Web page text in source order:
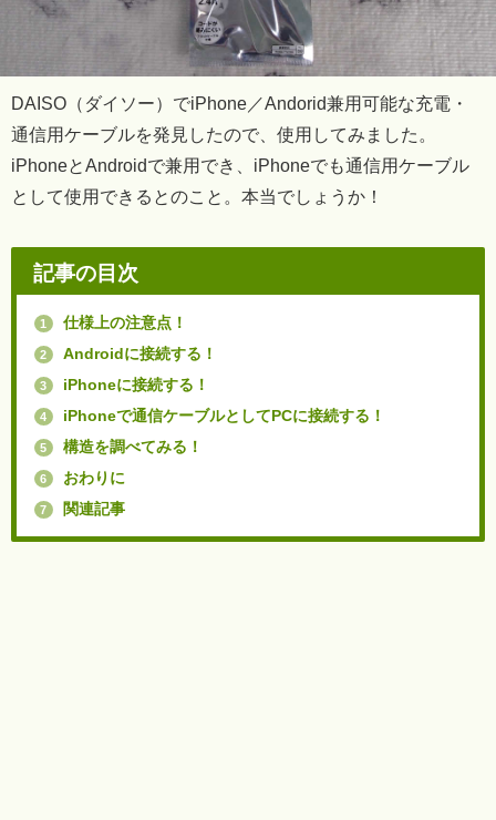
DAISO（ダイソー）でiPhone／Andorid兼用可能な充電・
通信用ケーブルを発見したので、使用してみました。
iPhoneとAndroidで兼用でき、iPhoneでも通信用ケーブル
として使用できるとのこと。本当でしょうか！
記事の目次
1 仕様上の注意点！
2 Androidに接続する！
3 iPhoneに接続する！
4 iPhoneで通信ケーブルとしてPCに接続する！
5 構造を調べてみる！
6 おわりに
7 関連記事